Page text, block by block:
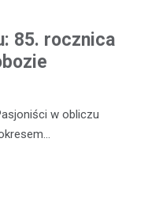
85. rocznica
w obliczu